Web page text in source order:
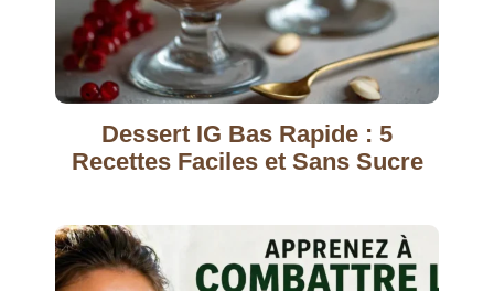
Dessert IG Bas Rapide : 5
Recettes Faciles et Sans Sucre